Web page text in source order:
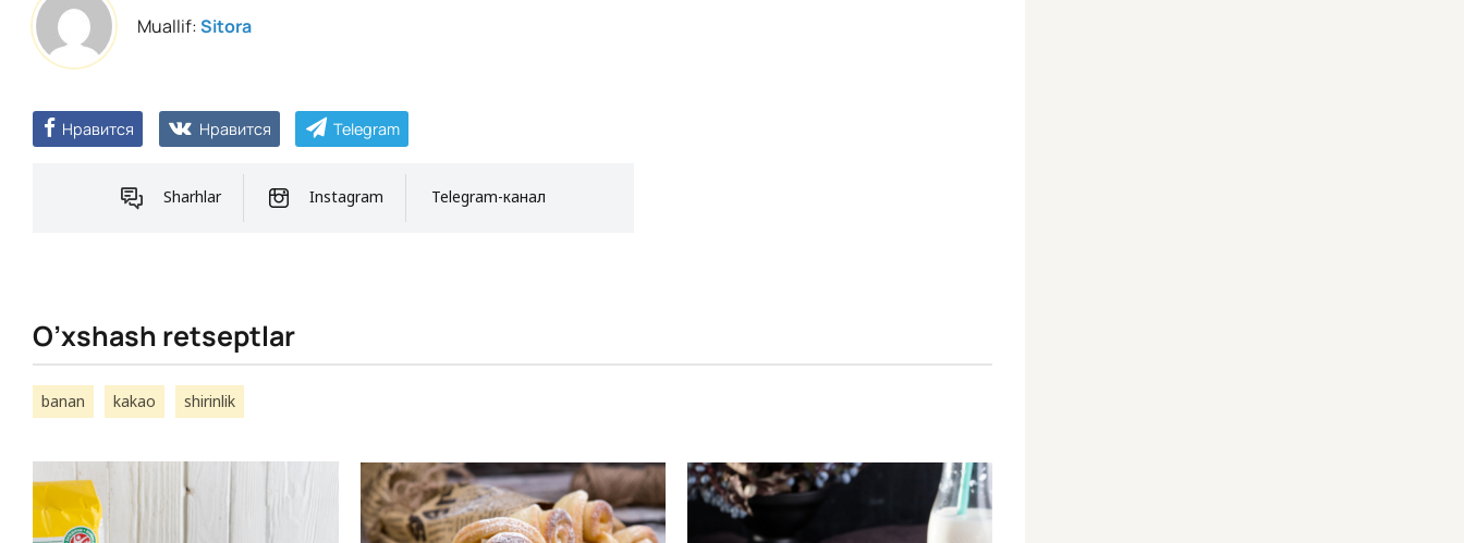
Muallif:Sitora
Нравится Нравится Telegram
Sharhlar Instagram Telegram-канал
O’xshash retseptlar
banan kakao shirinlik